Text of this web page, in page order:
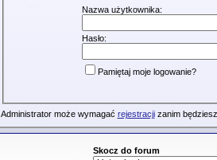
Nazwa użytkownika:
Hasło:
Pamiętaj moje logowanie?
Administrator może wymagać rejestracjizanim
Skocz do forum